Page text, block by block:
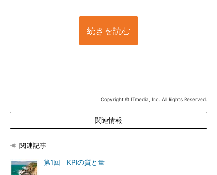
続きを読む
Copyright © ITmedia, Inc. All Rights Reserved.
関連情報
関連記事
第1回 KPIの質と量